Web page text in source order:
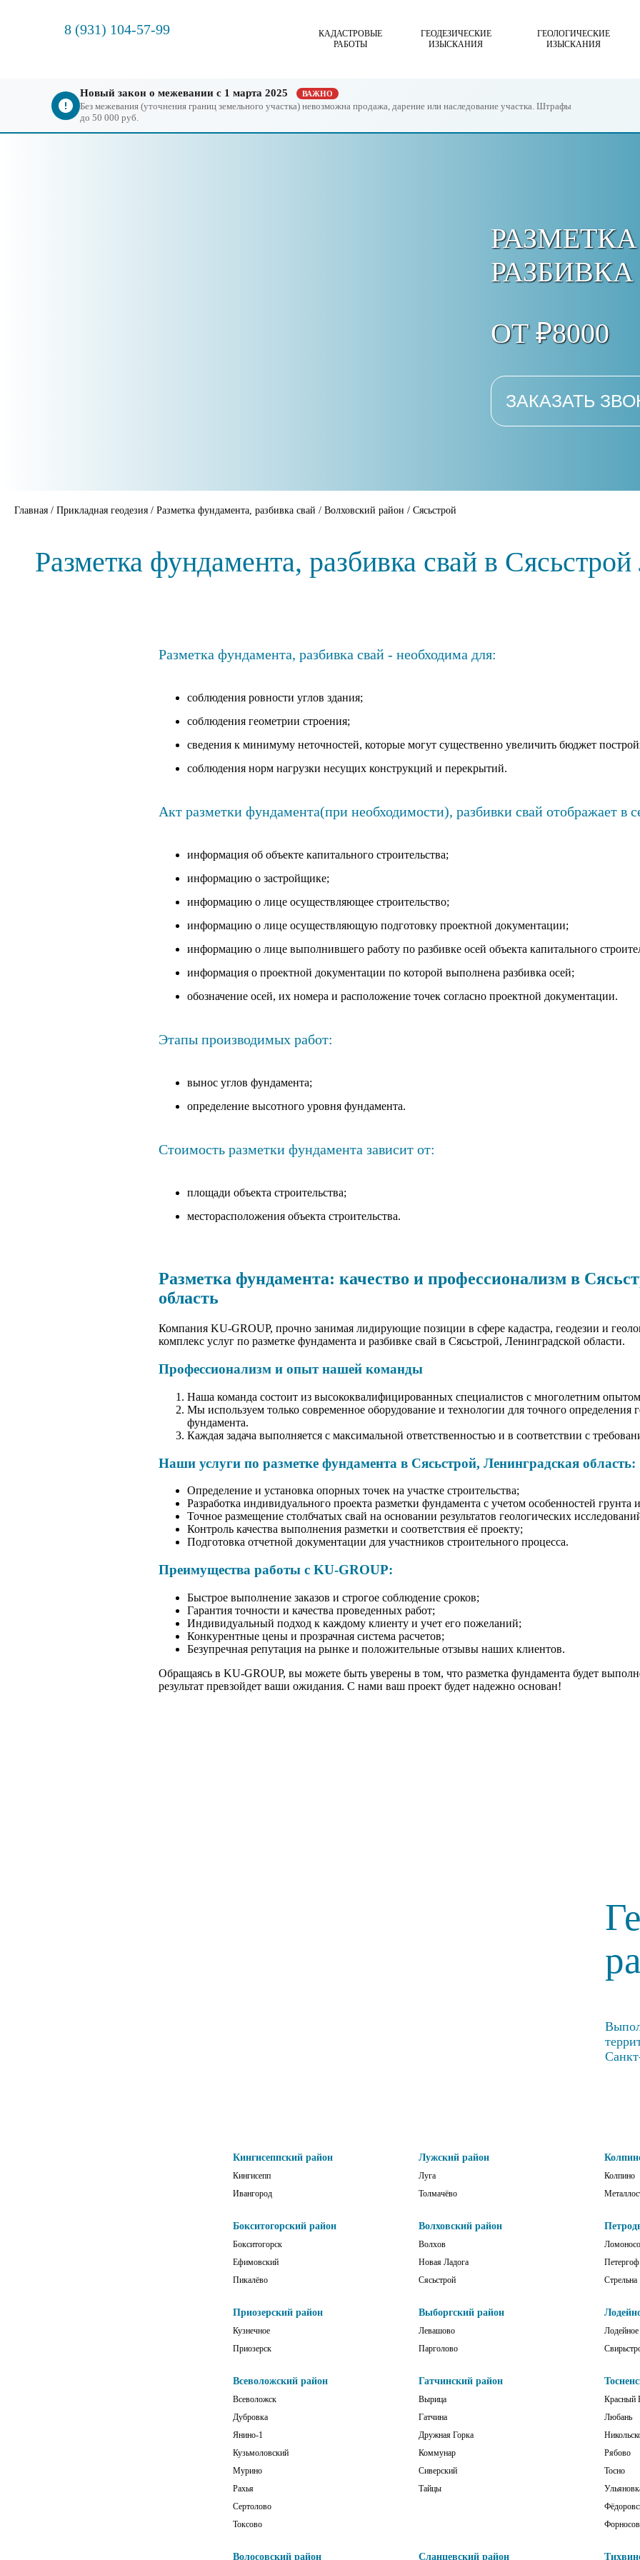
8 (931) 104-57-99
КАДАСТРОВЫЕ
РАБОТЫ
ГЕОДЕЗИЧЕСКИЕ
ИЗЫСКАНИЯ
ГЕОЛОГИЧЕСКИЕ
ИЗЫСКАНИЯ
Новый закон о межевании с 1 марта 2025 ВАЖНО
Без межевания (уточнения границ земельного участка) невозможна продажа, дарение или наследование участка. Штрафы
до 50 000 руб.
ОТ ₽8000
ЗАКАЗАТЬ
Главная / Прикладная геодезия / Разметка фундамента, разбивка свай / Волховский район / Сясьстрой
Разметка фундамента, разбивка свай в
Разметка фундамента, разбивка свай - необходима для:
соблюдения ровности углов здания;
соблюдения геометрии строения;
сведения к минимуму неточностей, которые могут существенно увеличить бюджет
соблюдения норм нагрузки несущих конструкций и перекрытий.
Акт разметки фундамента(при необходимости), разбивки свай отображает в
информация об объекте капитального строительства;
информацию о застройщике;
информацию о лице осуществляющее строительство;
информацию о лице осуществляющую подготовку проектной документации;
информацию о лице выполнившего работу по разбивке осей объекта капитального
информация о проектной документации по которой выполнена разбивка осей;
обозначение осей, их номера и расположение точек согласно проектной документации.
Этапы производимых работ:
вынос углов фундамента;
определение высотного уровня фундамента.
Стоимость разметки фундамента зависит от:
площади объекта строительства;
месторасположения объекта строительства.
Разметка фундамента: качество и профессионализм в
область
Компания KU-GROUP, прочно занимая лидирующие позиции в сфере кадастра, геодезии и
комплекс услуг по разметке фундамента и разбивке свай в Сясьстрой, Ленинградской области.
Профессионализм и опыт нашей команды
Наша команда состоит из высококвалифицированных специалистов с многолетним
Мы используем только современное оборудование и технологии для точного определения
фундамента.
Каждая задача выполняется с максимальной ответственностью и в соответствии с
Наши услуги по разметке фундамента в Сясьстрой, Ленинградская область:
Определение и установка опорных точек на участке строительства;
Разработка индивидуального проекта разметки фундамента с учетом особенностей грунта
Точное размещение столбчатых свай на основании результатов геологических
Контроль качества выполнения разметки и соответствия её проекту;
Подготовка отчетной документации для участников строительного процесса.
Преимущества работы с KU-GROUP:
Быстрое выполнение заказов и строгое соблюдение сроков;
Гарантия точности и качества проведенных работ;
Индивидуальный подход к каждому клиенту и учет его пожеланий;
Конкурентные цены и прозрачная система расчетов;
Безупречная репутация на рынке и положительные отзывы наших клиентов.
Обращаясь в KU-GROUP, вы можете быть уверены в том, что разметка фундамента будет
результат превзойдет ваши ожидания. С нами ваш проект будет надежно основан!
Кингисеппский район
Кингисепп
Ивангород
Лужский район
Луга
Толмачёво
Колпино
Бокситогорский район
Бокситогорск
Ефимовский
Пикалёво
Волховский район
Волхов
Новая Ладога
Сясьстрой
Петергоф
Стрельна
Приозерский район
Кузнечное
Приозерск
Выборгский район
Левашово
Парголово
Всеволожский район
Всеволожск
Дубровка
Янино-1
Кузьмоловский
Мурино
Рахья
Сертолово
Токсово
Гатчинский район
Вырица
Гатчина
Дружная Горка
Коммунар
Сиверский
Тайцы
Красный
Любань
Рябово
Тосно
Волосовский район Сланцевский район